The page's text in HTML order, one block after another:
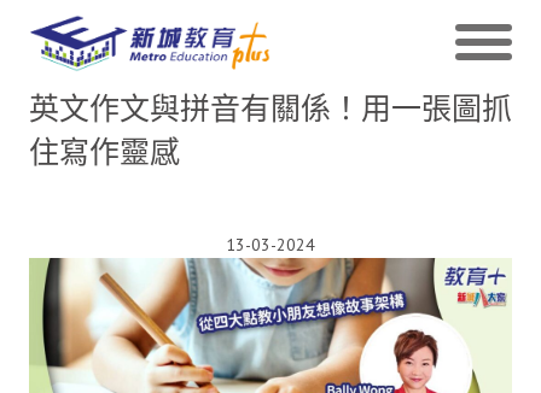
英文作文與拼音有關係！用一張圖抓
住寫作靈感
13-03-2024